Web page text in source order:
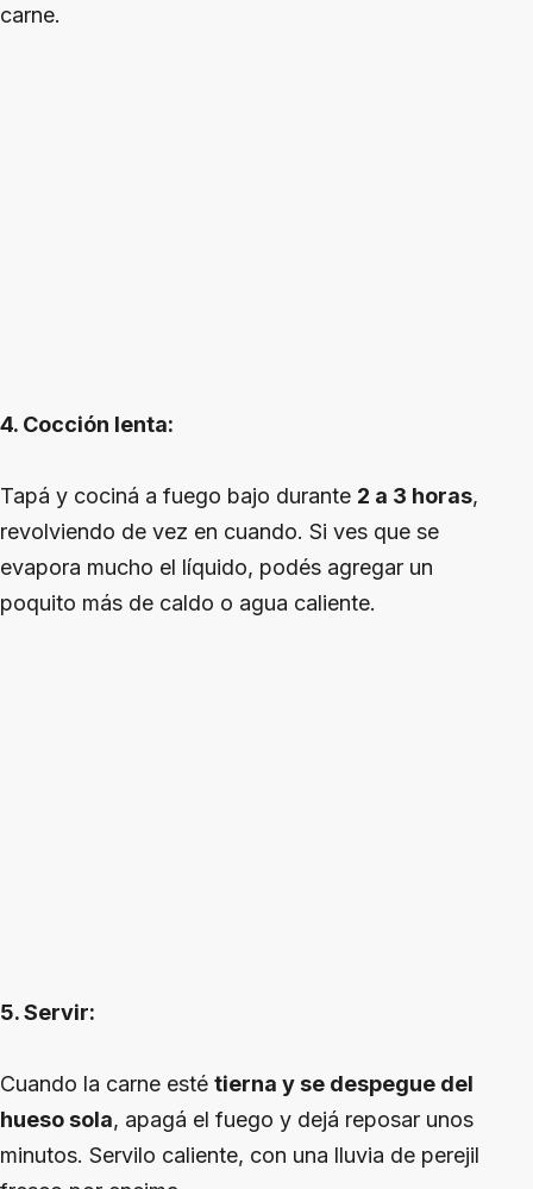
carne.
4. Cocción lenta:
Tapá y cociná a fuego bajo durante 2 a 3 horas,
revolviendo de vez en cuando. Si ves que se
evapora mucho el líquido, podés agregar un
poquito más de caldo o agua caliente.
5. Servir:
Cuando la carne esté tierna y se despegue del
hueso sola, apagá el fuego y dejá reposar unos
minutos. Servilo caliente, con una lluvia de perejil